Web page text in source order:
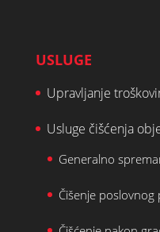
USLUGE
Upravljanje
Usluge čišćenja
Generalno
Čišenje poslovnog